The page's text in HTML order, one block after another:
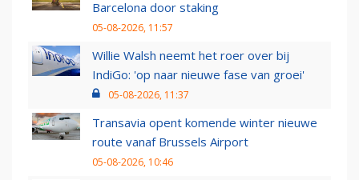
Barcelona door staking
05-08-2026, 11:57
Willie Walsh neemt het roer over bij
IndiGo: 'op naar nieuwe fase van groei'
05-08-2026, 11:37
Transavia opent komende winter nieuwe
route vanaf Brussels Airport
05-08-2026, 10:46